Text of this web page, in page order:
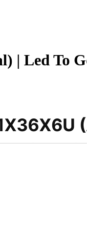
| Led To